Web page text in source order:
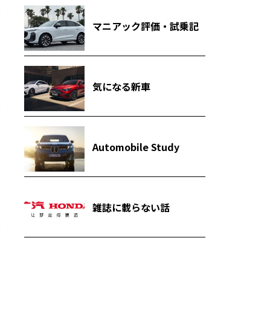
マニアック評価・試乗記
気になる新車
Automobile Study
雑誌に載らない話